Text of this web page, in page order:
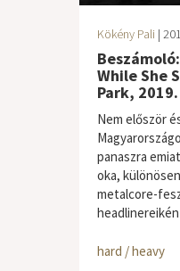
Kökény Pali |
While She
Park,
Nem először
panaszra
oka,
metalcore-
hard / heavy